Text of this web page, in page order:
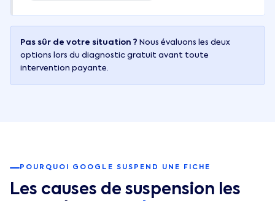
Pas sûr de votre situation ? Nous évaluons les deux
options lors du diagnostic gratuit avant toute
intervention payante.
POURQUOI GOOGLE SUSPEND UNE FICHE
Les causes de suspension les